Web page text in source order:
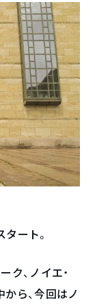
ート。
ク、ノイエ・
ら、今回はノ